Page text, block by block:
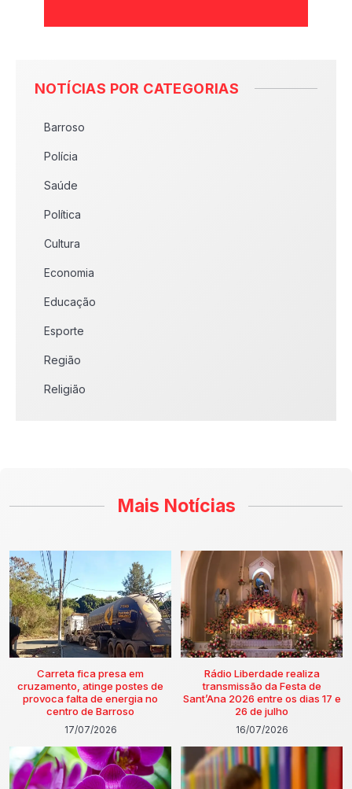
NOTÍCIAS POR CATEGORIAS
Barroso
Polícia
Saúde
Política
Cultura
Economia
Educação
Esporte
Região
Religião
Mais Notícias
Carreta fica presa em
cruzamento, atinge postes de
provoca falta de energia no
centro de Barroso
17/07/2026
Rádio Liberdade realiza
transmissão da Festa de
Sant’Ana 2026 entre os dias 17 e
26 de julho
16/07/2026